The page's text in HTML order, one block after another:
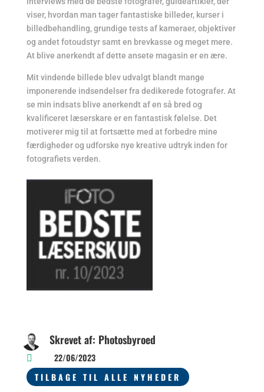
viser, hvordan man tager fantastiske billeder, kurser i
billedbehandling, grundige tests af kameraer, objektiver
og andet fotoudstyr samt en brevkasse og meget mere.
At blive anerkendt af dette ansete magasin er en ære.
Mit vindende billede blev udvalgt blandt mange
imponerende indsendelser fra dedikerede fotografer. At
se min indsats blive anerkendt af en så bred og
kvalificeret læserskare er en fantastisk følelse. Det
motiverer mig til at fortsætte med at forbedre mine
færdigheder og udforske nye kreative udtryk inden for
fotografiets verden.
Skrevet af: Photosbyroed

22/06/2023
TILBAGE TIL ALLE NYHEDER